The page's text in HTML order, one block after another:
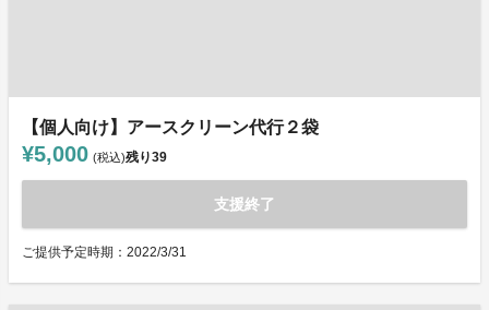
【個人向け】アースクリーン代行２袋
¥5,000 (税込)残り39
支援終了
ご提供予定時期：2022/3/31